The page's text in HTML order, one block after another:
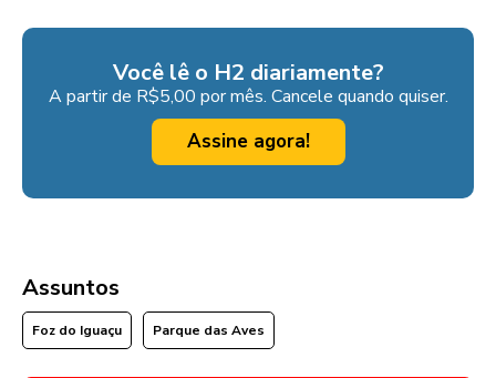
Você lê o H2 diariamente?
A partir de R$5,00 por mês. Cancele quando quiser.
Assine agora!
Assuntos
Foz do Iguaçu Parque das Aves